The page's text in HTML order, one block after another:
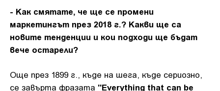
- Как смятате, че ще се промени
маркетингът през 2018 г.? Какви ще са
новите тенденции и кои подходи ще бъдат
вече остарели?
Още през 1899 г., къде на шега, къде сериозно,
се завърта фразата "Everything that can be